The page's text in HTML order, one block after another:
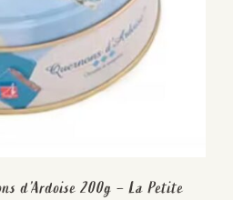
d’Ardoise 200g – La Petite